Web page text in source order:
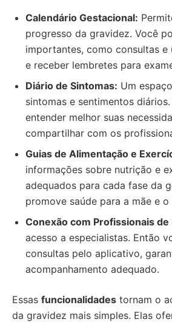
Calendário Gestacional:
progresso da gravidez. Você
importantes, como consultas e
e receber lembretes para
Diário de Sintomas: Um
sintomas e sentimentos
entender melhor suas
compartilhar com os
Guias de Alimentação e
informações sobre nutrição e
adequados para cada fase da
promove saúde para a mãe e o
Conexão com Profissionais de
acesso a especialistas. Então
consultas pelo aplicativo,
acompanhamento adequado.
Essas funcionalidades tornam o
da gravidez mais simples. Elas